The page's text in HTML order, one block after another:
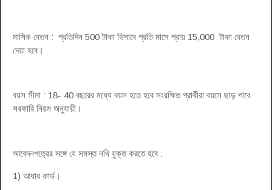
মাসিক বেতন : প্রতিদিন 500 টাকা হিসাবে প্রতি মাসে প্রায় 15,000 টাকা বেতন
দেয়া হবে।
বয়স সীমা : 18- 40 বছরের মধ্যে বয়স হতে হবে সংরক্ষিত প্রার্থীরা বয়সে ছাড় পাবে
সরকারি নিয়ম অনুযায়ী।
আবেদনপত্রের সঙ্গে যে সমস্ত নথি যুক্ত করতে হবে :
1) আধার কার্ড।